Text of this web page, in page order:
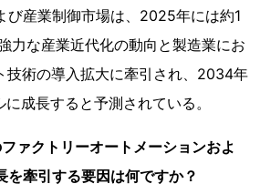
び産業制御市場は、2025年には約1
力な産業近代化の動向と製造業にお
技術の導入拡大に牽引され、2034年
成長すると予測されている。
ァクトリーオートメーションおよ
を牽引する要因は何ですか？